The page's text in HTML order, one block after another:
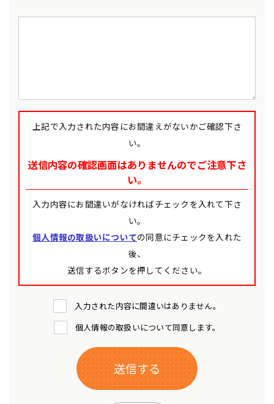
上記で入力された内容にお間違えがないかご確認下さ
い。
送信内容の確認画面はありませんのでご注意下さ
い。
入力内容にお間違いがなければチェックを入れて下さ
い。
個人情報の取扱いについての同意にチェックを入れた
後、
送信するボタンを押してください。
入力された内容に間違いはありません。
個人情報の取扱いについて同意します。